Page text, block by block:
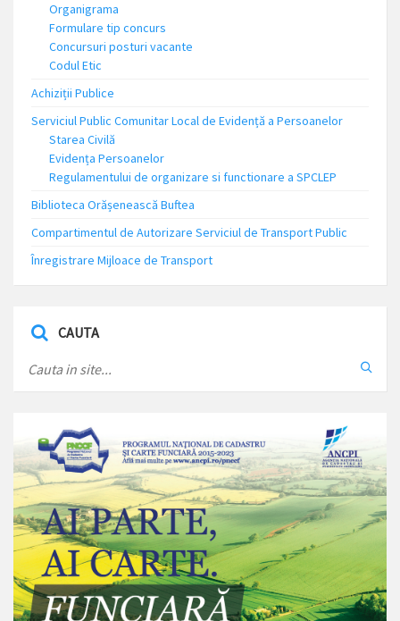
Organigrama
Formulare tip concurs
Concursuri posturi vacante
Codul Etic
Achiziții Publice
Serviciul Public Comunitar Local de Evidență a Persoanelor
Starea Civilă
Evidența Persoanelor
Regulamentului de organizare si functionare a SPCLEP
Biblioteca Orășenească Buftea
Compartimentul de Autorizare Serviciul de Transport Public
Înregistrare Mijloace de Transport
CAUTA